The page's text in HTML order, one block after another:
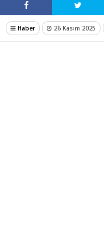
Haber 26 Kasım 2025